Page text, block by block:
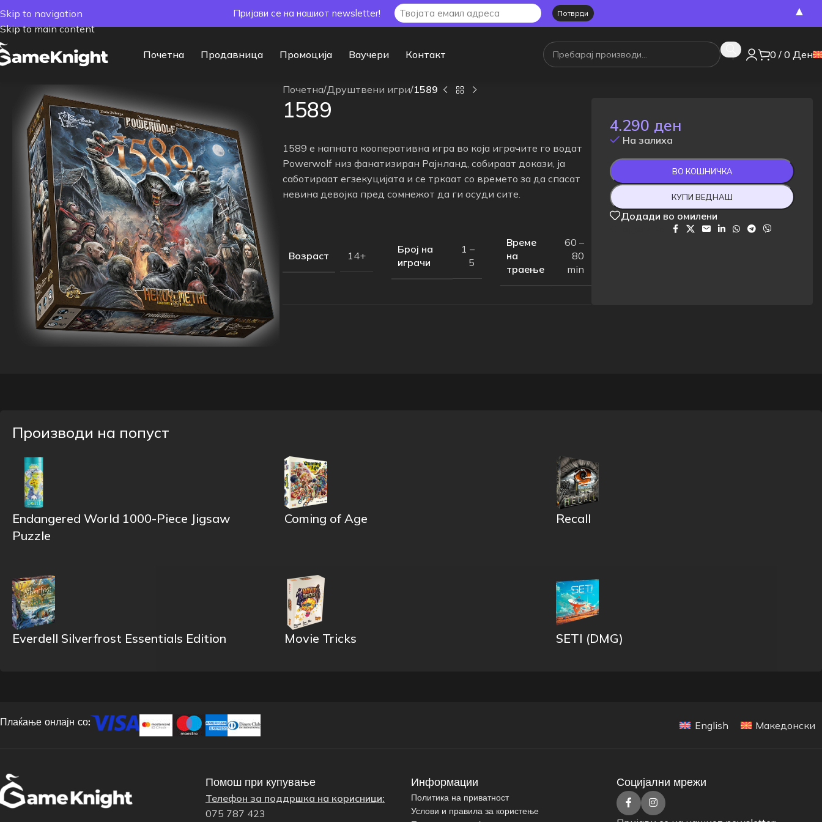
Skip to navigation
Skip to main content
Почетна Продавница Промоција Ваучери Контакт 0 / 0 Ден
Почетна/Друштвени игри/1589
1589
1589 е напната кооперативна игра во која играчите го водат
Powerwolf низ фанатизиран Рајнланд, собираат докази, ја
саботираат егзекуцијата и се тркаат со времето за да спасат
невина девојка пред сомнежот да ги осуди сите.
Возраст 14+
Број на
играчи
1 –
5
Време
на
траење
60 –
80
min
4.290 ден
На залиха
ВО КОШНИЧКА
КУПИ ВЕДНАШ
Додади во омилени
Производи на попуст
Endangered World 1000-Piece Jigsaw
Puzzle
Coming of Age Recall
Everdell Silverfrost Essentials Edition Movie Tricks SETI (DMG)
Плаќање онлајн со: English Македонски
Помош при купување
Телефон за поддршка на корисници:
075 787 423
Информации
Политика на приватност
Услови и правила за користење
Социјални мрежи
Пријави се на нашиот newsletter! ▲